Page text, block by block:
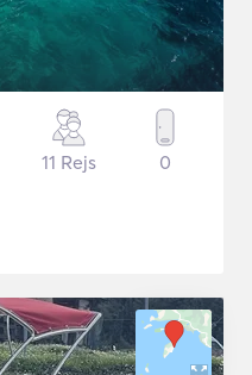
11 Rejs 0